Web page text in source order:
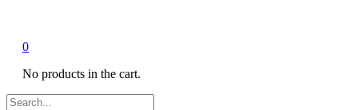
0
No products in the cart.